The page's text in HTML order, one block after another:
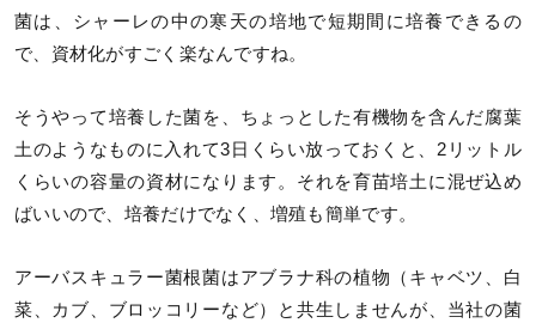
菌は、シャーレの中の寒天の培地で短期間に培養できるの
で、資材化がすごく楽なんですね。
そうやって培養した菌を、ちょっとした有機物を含んだ腐葉
土のようなものに入れて3日くらい放っておくと、2リットル
くらいの容量の資材になります。それを育苗培土に混ぜ込め
ばいいので、培養だけでなく、増殖も簡単です。
アーバスキュラー菌根菌はアブラナ科の植物（キャベツ、白
菜、カブ、ブロッコリーなど）と共生しませんが、当社の菌